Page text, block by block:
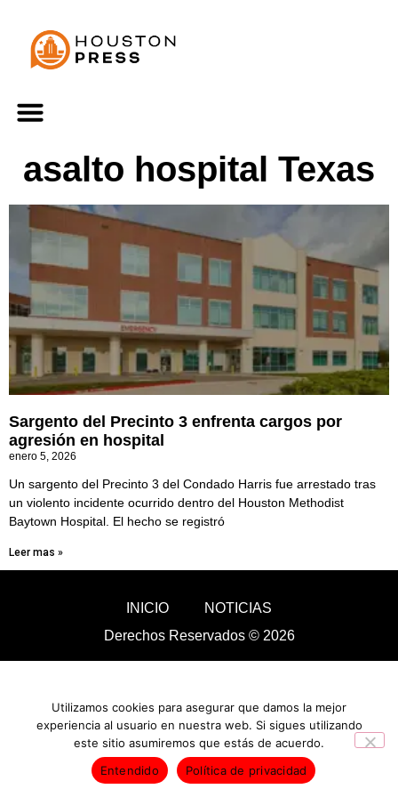
asalto hospital Texas
Sargento del Precinto 3 enfrenta cargos por
agresión en hospital
enero 5, 2026
Un sargento del Precinto 3 del Condado Harris fue arrestado tras
un violento incidente ocurrido dentro del Houston Methodist
Baytown Hospital. El hecho se registró
Leer mas »
INICIO
NOTICIAS
Derechos Reservados © 2026
Utilizamos cookies para asegurar que damos la mejor
experiencia al usuario en nuestra web. Si sigues utilizando
este sitio asumiremos que estás de acuerdo.
Entendido
Política de privacidad